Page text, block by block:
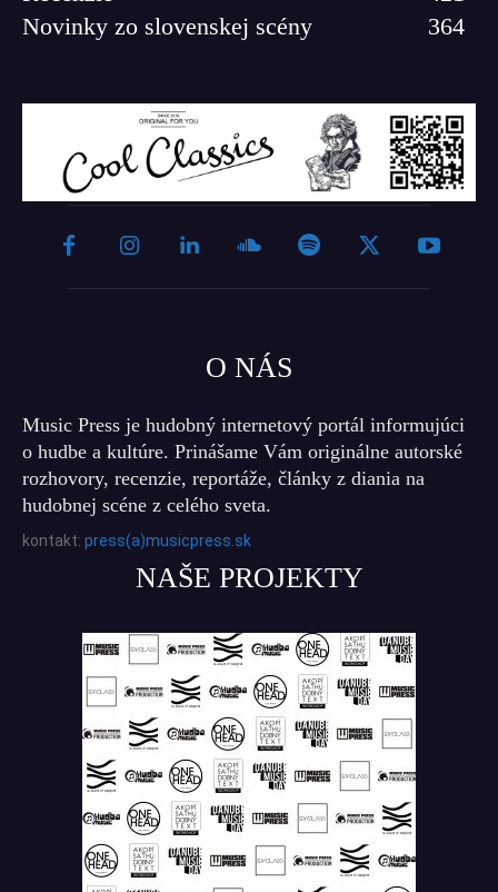
Novinky zo slovenskej scény
364
O NÁS
Music Press je hudobný internetový portál informujúci
o hudbe a kultúre. Prinášame Vám originálne autorské
rozhovory, recenzie, reportáže, články z diania na
hudobnej scéne z celého sveta.
kontakt: press(a)musicpress.sk
NAŠE PROJEKTY